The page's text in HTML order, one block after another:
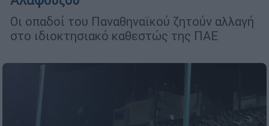
Οι οπαδοί του Παναθηναϊκού ζητούν αλλαγή
στο ιδιοκτησιακό καθεστώς της ΠΑΕ